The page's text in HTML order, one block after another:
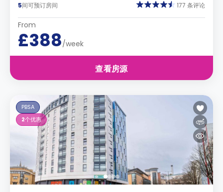
5间可预订房间 177 条评论
From
£388/week
查看房源
PBSA
2个优惠